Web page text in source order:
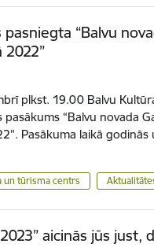
“Balvu
plkst. 19.00 Balvu
pasākums “Balvu novada
Pasākuma laikā godinās
un tūrisma centrs
aicinās jūs just,